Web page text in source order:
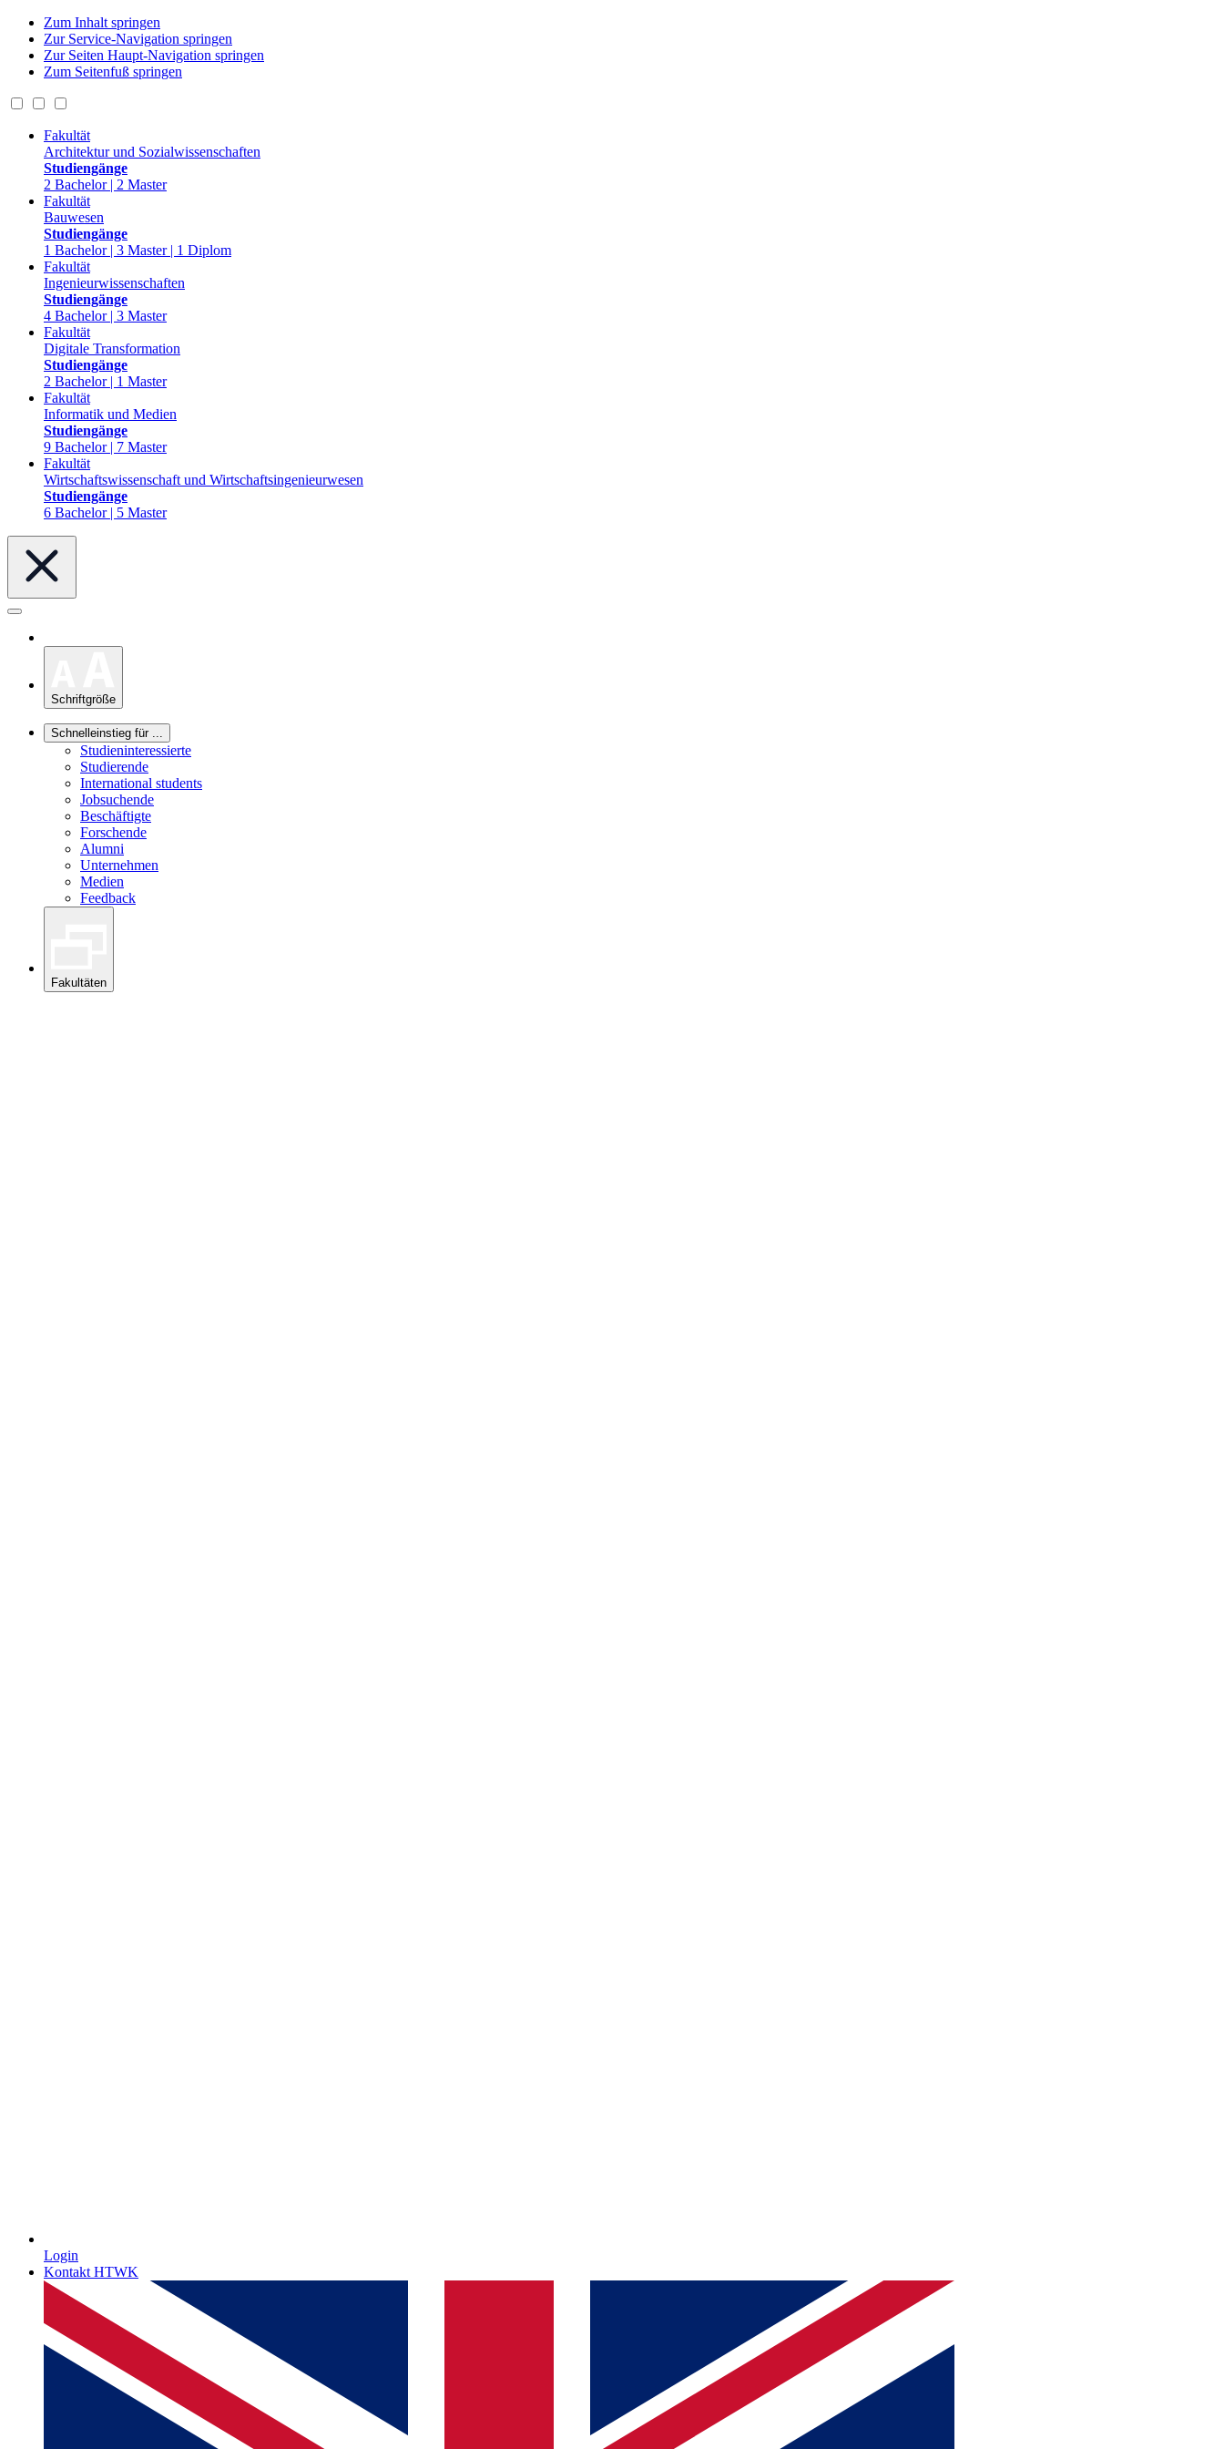
Zum Inhalt springen
Zur Service-Navigation springen
Zur Seiten Haupt-Navigation springen
Zum Seitenfuß springen
Fakultät
Architektur und Sozialwissenschaften
Studiengänge
2 Bachelor | 2 Master
Fakultät
Bauwesen
Studiengänge
1 Bachelor | 3 Master | 1 Diplom
Fakultät
Ingenieurwissenschaften
Studiengänge
4 Bachelor | 3 Master
Fakultät
Digitale Transformation
Studiengänge
2 Bachelor | 1 Master
Fakultät
Informatik und Medien
Studiengänge
9 Bachelor | 7 Master
Fakultät
Wirtschaftswissenschaft und Wirtschaftsingenieurwesen
Studiengänge
6 Bachelor | 5 Master
Schriftgröße
Schnelleinstieg für ...
Studieninteressierte
Studierende
International students
Jobsuchende
Beschäftigte
Forschende
Alumni
Unternehmen
Medien
Feedback
Fakultäten
Login
Kontakt HTWK